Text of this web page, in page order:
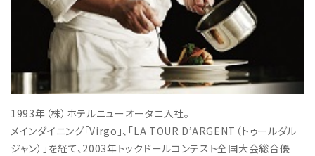
1993年（株）ホテルニューオータニ入社。
メインダイニング「Virgo」、「LA TOUR D’ARGENT（トゥールダル
ジャン）」を経て、2003年トックドールコンテスト全国大会総合優